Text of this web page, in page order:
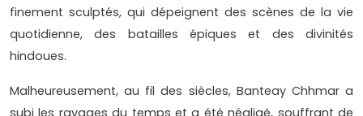
finement sculptés, qui dépeignent des scènes de la vie
quotidienne, des batailles épiques et des divinités
hindoues.
Malheureusement, au fil des siècles, Banteay Chhmar a